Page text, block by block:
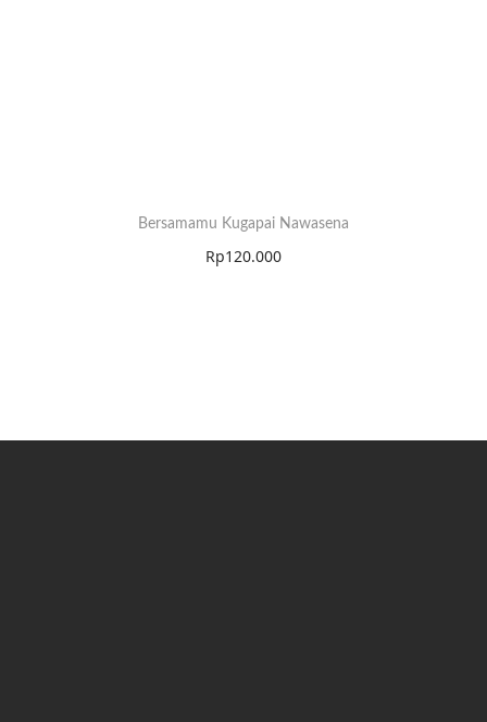
Bersamamu Kugapai Nawasena
Rp120.000